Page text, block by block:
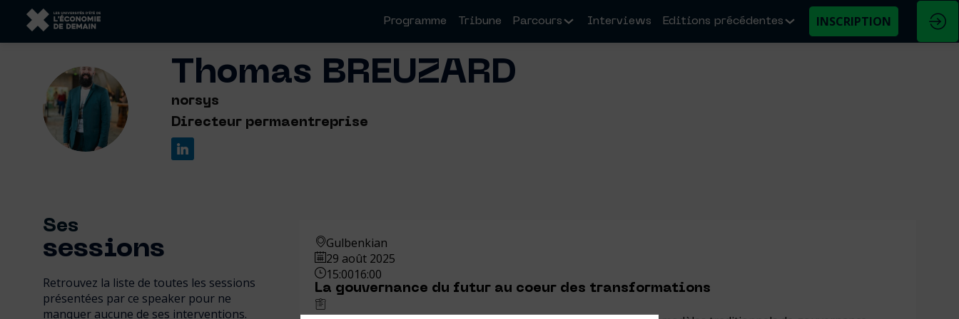
Programme Tribune Parcours Interviews Editions précédentes INSCRIPTION
TB
Thomas BREUZARD
norsys
Directeur permaentreprise
Ses
sessions
Retrouvez la liste de toutes les sessions
présentées par ce speaker pour ne
manquer aucune de ses interventions.
Gulbenkian
29 août 2025
15:0016:00
La gouvernance du futur au coeur des transformations